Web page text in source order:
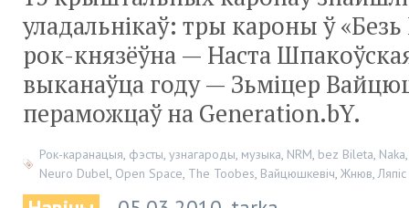
уладальнікаў: тры кароны ў «Безь
рок-князёўна — Наста
выканаўца году — Зьміцер
пераможцаў на Generation.bY.
Рок-каранацыя, фэсты, узнагароды, музыка, NRM, bez Bileta, Naka
Neuro Dubel, Open Space, The Toobes, Вайцюшкевіч, Жнюв,